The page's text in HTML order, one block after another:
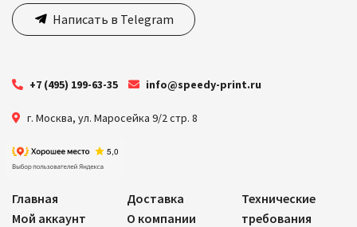
Написать в Telegram
+7 (495) 199-63-35 info@speedy-print.ru
г. Москва, ул. Маросейка 9/2 стр. 8
Главная
Мой аккаунт
Доставка
О компании
Технические
требования